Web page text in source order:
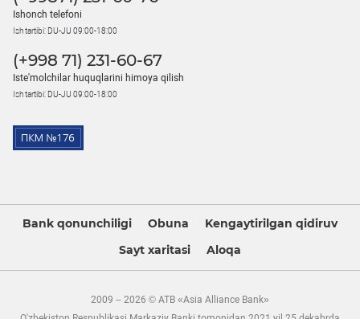
Ishonch telefoni
Ish tartibi: DU-JU 09:00-18:00
(+998 71) 231-60-67
Iste'molchilar huquqlarini himoya qilish
Ish tartibi: DU-JU 09:00-18:00
Bank qonunchiligi Obuna
Kengaytirilgan qidiruv
Sayt xaritasi
Aloqa
2009 – 2026 © ATB «Asia Alliance Bank»